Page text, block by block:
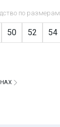
по размерам
50 52 54